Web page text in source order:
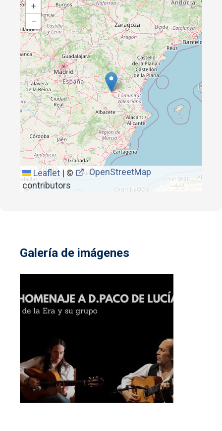
+
−
Leaflet | ©
OpenStreetMap
contributors
Galería de imágenes